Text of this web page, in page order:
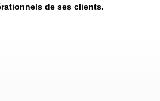
de ses clients.